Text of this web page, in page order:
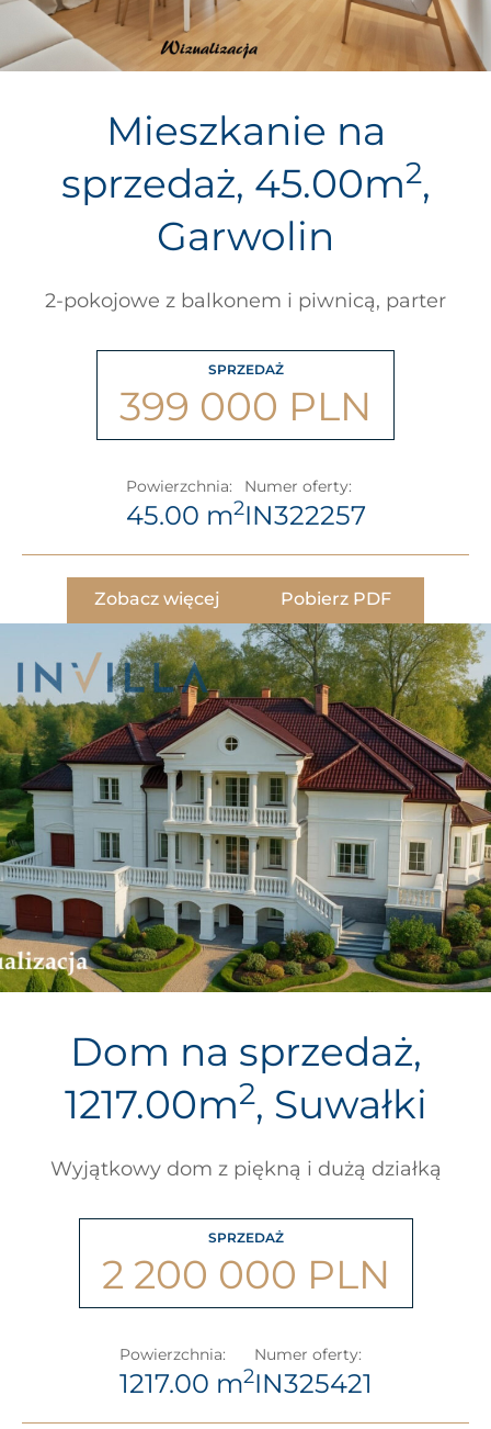
Mieszkanie na
sprzedaż, 45.00m2,
Garwolin
2-pokojowe z balkonem i piwnicą, parter
SPRZEDAŻ
399 000 PLN
Powierzchnia:
45.00 m2
Numer oferty:
IN322257
Zobacz więcej Pobierz PDF
Dom na sprzedaż,
1217.00m2, Suwałki
Wyjątkowy dom z piękną i dużą działką
SPRZEDAŻ
2 200 000 PLN
Powierzchnia:
1217.00 m2
Numer oferty:
IN325421